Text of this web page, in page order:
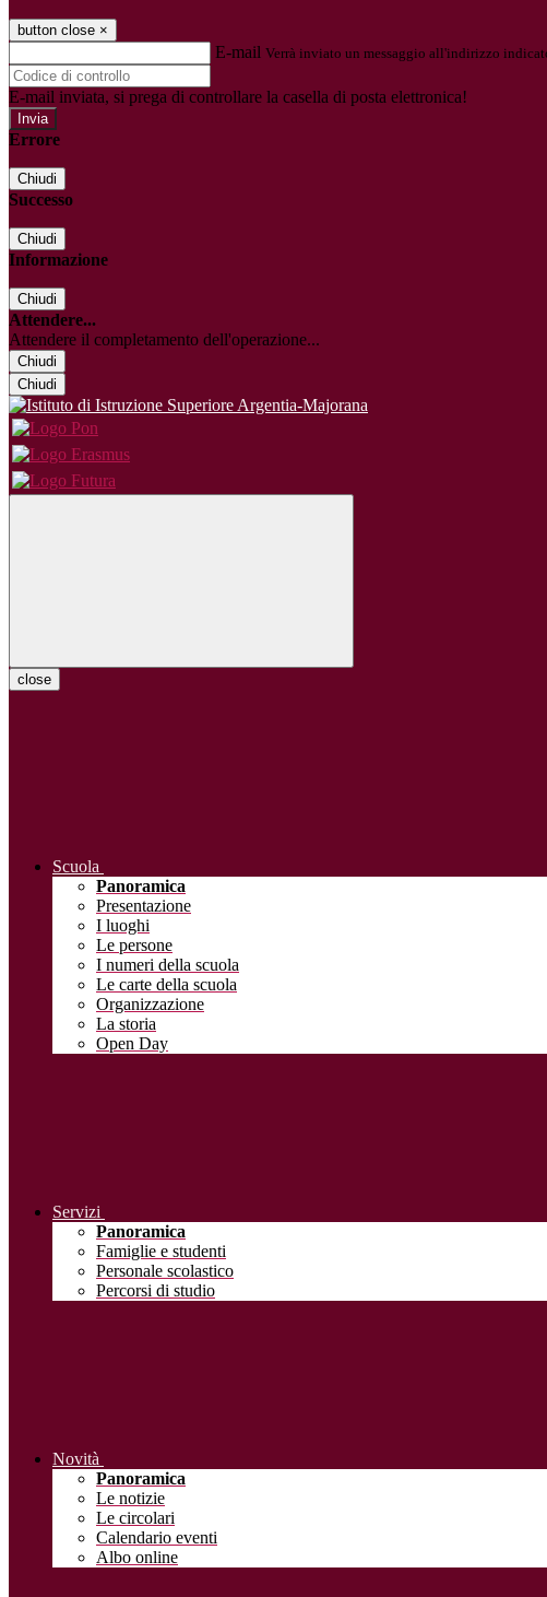
button close ×
E-mail Verrà inviato un messaggio all'indirizzo
E-mail inviata, si prega di controllare la casella di posta elettronica!
Errore
Chiudi
Successo
Chiudi
Informazione
Chiudi
Attendere...
Attendere il completamento dell'operazione...
Chiudi
Chiudi
close
Scuola
Panoramica
Presentazione
I luoghi
Le persone
I numeri della scuola
Le carte della scuola
Organizzazione
La storia
Open Day
Servizi
Panoramica
Famiglie e studenti
Personale scolastico
Percorsi di studio
Novità
Panoramica
Le notizie
Le circolari
Calendario eventi
Albo online